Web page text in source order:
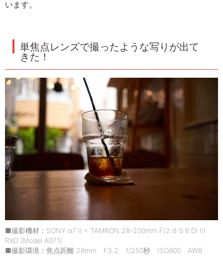
います。
単焦点レンズで撮ったような写りが出て
きた！
■撮影機材：SONY α7 Ⅱ + TAMRON 28-200mm F/2.8-5.6 Di III
RXD (Model A071)
■撮影環境：焦点距離 28mm F3.2 1/250秒 ISO800 AWB